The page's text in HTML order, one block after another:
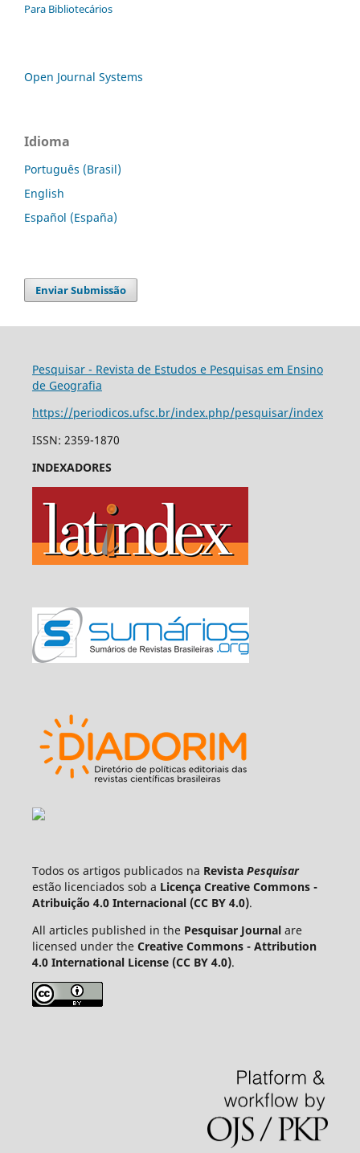
Para Bibliotecários
Open Journal Systems
Idioma
Português (Brasil)
English
Español (España)
Enviar Submissão
Pesquisar - Revista de Estudos e Pesquisas em Ensino
de Geografia
https://periodicos.ufsc.br/index.php/pesquisar/index
ISSN: 2359-1870
INDEXADORES
Todos os artigos publicados na Revista Pesquisar
estão licenciados sob a Licença Creative Commons -
Atribuição 4.0 Internacional (CC BY 4.0).
All articles published in the Pesquisar Journalare
licensed under the Creative Commons - Attribution
4.0 International License (CC BY 4.0).